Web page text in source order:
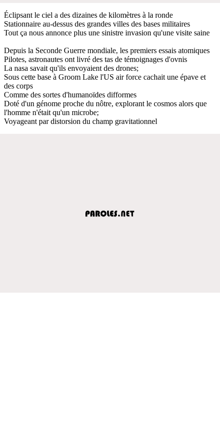
Éclipsant le ciel a des dizaines de kilomètres à la ronde
Stationnaire au-dessus des grandes villes des bases militaires
Tout ça nous annonce plus une sinistre invasion qu'une visite saine
Depuis la Seconde Guerre mondiale, les premiers essais atomiques
Pilotes, astronautes ont livré des tas de témoignages d'ovnis
La nasa savait qu'ils envoyaient des drones;
Sous cette base à Groom Lake l'US air force cachait une épave et
des corps
Comme des sortes d'humanoïdes difformes
Doté d'un génome proche du nôtre, explorant le cosmos alors que
l'homme n'était qu'un microbe;
Voyageant par distorsion du champ gravitationnel